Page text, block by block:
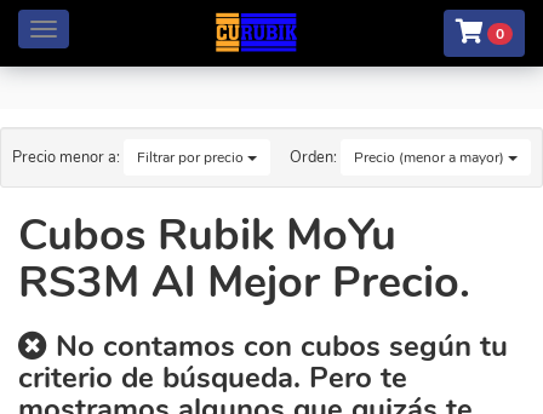
Menú 0
Precio menor a: Filtrar por precio Orden: Precio (menor a mayor)
Cubos Rubik MoYu
RS3M Al Mejor Precio.
No contamos con cubos según tu
criterio de búsqueda. Pero te